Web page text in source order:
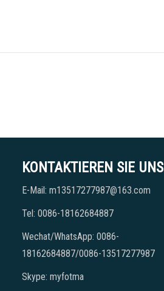
KONTAKTIEREN SIE UNS
E-Mail: m13517277987@163.com
Tel: 0086-18162684887
Wechat/WhatsApp: 0086-
18162684887/0086-13517277987
Skype: myfotma